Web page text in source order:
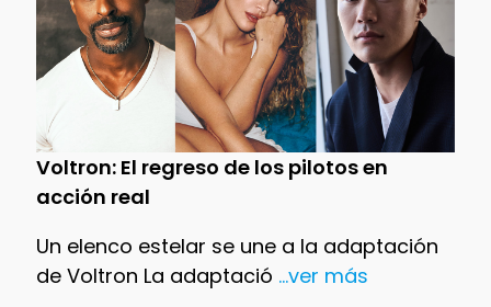
Voltron: El regreso de los pilotos en
acción real
Un elenco estelar se une a la adaptación
de Voltron La adaptació ...ver más